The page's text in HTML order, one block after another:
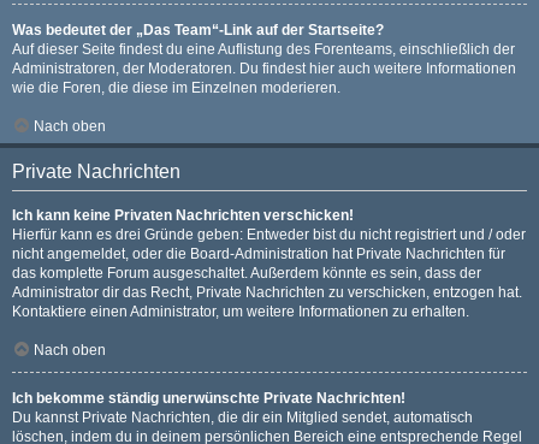
Was bedeutet der „Das Team“-Link auf der Startseite?
Auf dieser Seite findest du eine Auflistung des Forenteams, einschließlich der
Administratoren, der Moderatoren. Du findest hier auch weitere Informationen
wie die Foren, die diese im Einzelnen moderieren.
Nach oben
Private Nachrichten
Ich kann keine Privaten Nachrichten verschicken!
Hierfür kann es drei Gründe geben: Entweder bist du nicht registriert und / oder
nicht angemeldet, oder die Board-Administration hat Private Nachrichten für
das komplette Forum ausgeschaltet. Außerdem könnte es sein, dass der
Administrator dir das Recht, Private Nachrichten zu verschicken, entzogen hat.
Kontaktiere einen Administrator, um weitere Informationen zu erhalten.
Nach oben
Ich bekomme ständig unerwünschte Private Nachrichten!
Du kannst Private Nachrichten, die dir ein Mitglied sendet, automatisch
löschen, indem du in deinem persönlichen Bereich eine entsprechende Regel